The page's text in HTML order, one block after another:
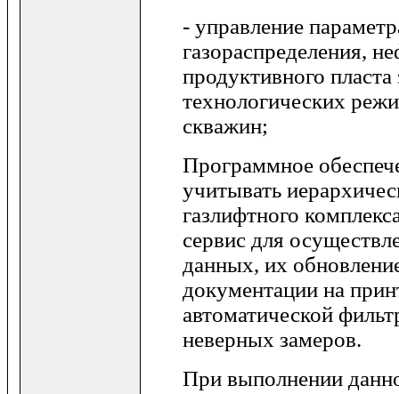
- управление
газораспределения,
продуктивного пласта
технологических
скважин;
Программное
учитывать
газлифтного
сервис для
данных, их
документации на
автоматической
неверных замеров.
При выполнении